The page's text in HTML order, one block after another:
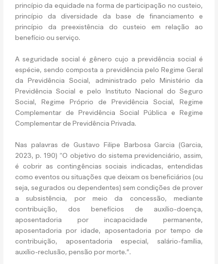
princípio da equidade na forma de participação no custeio,
princípio da diversidade da base de financiamento e
princípio da preexistência do custeio em relação ao
benefício ou serviço.
A seguridade social é gênero cujo a previdência social é
espécie, sendo composta a previdência pelo Regime Geral
da Previdência Social, administrado pelo Ministério da
Previdência Social e pelo Instituto Nacional do Seguro
Social, Regime Próprio de Previdência Social, Regime
Complementar de Previdência Social Pública e Regime
Complementar de Previdência Privada.
Nas palavras de Gustavo Filipe Barbosa Garcia (Garcia,
2023, p. 190) “O objetivo do sistema previdenciário, assim,
é cobrir as contingências sociais indicadas, entendidas
como eventos ou situações que deixam os beneficiários (ou
seja, segurados ou dependentes) sem condições de prover
a subsistência, por meio da concessão, mediante
contribuição, dos benefícios de auxílio-doença,
aposentadoria por incapacidade permanente,
aposentadoria por idade, aposentadoria por tempo de
contribuição, aposentadoria especial, salário-família,
auxílio-reclusão, pensão por morte.”.